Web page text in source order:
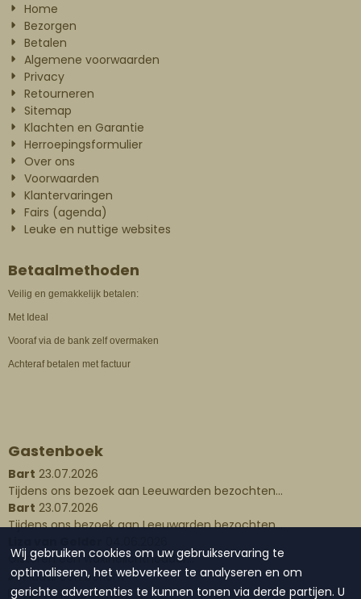
Home
Bezorgen
Betalen
Algemene voorwaarden
Privacy
Retourneren
Sitemap
Klachten en Garantie
Herroepingsformulier
Over ons
Voorwaarden
Klantervaringen
Fairs (agenda)
Leuke en nuttige websites
Betaalmethoden
Veilig en gemakkelijk betalen:
Met Ideal
Vooraf via de bank zelf overmaken
Achteraf betalen met factuur
Gastenboek
Bart 23.07.2026
Tijdens ons bezoek aan Leeuwarden bezochten...
Bart 23.07.2026
Tijdens ons bezoek aan Leeuwarden bezochten...
Gisteren een waxinelichthouder...
Plaats een bericht
Lees alle berichten
Wij gebruiken cookies om uw gebruikservaring te
optimaliseren, het webverkeer te analyseren en om
gerichte advertenties te kunnen tonen via derde partijen. U